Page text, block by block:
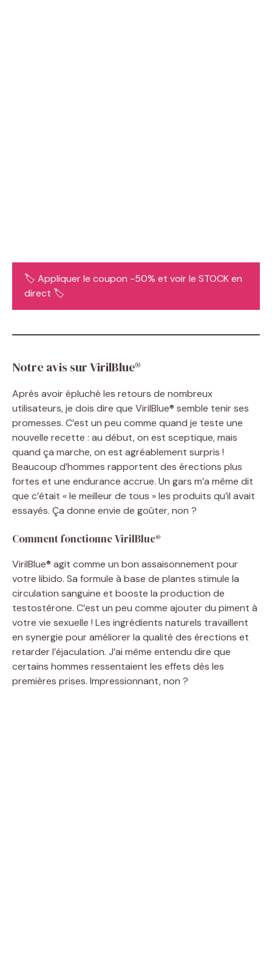
🏷️ Appliquer le coupon -50% et voir le STOCK en
direct 🏷️
Notre avis sur VirilBlue®
Après avoir épluché les retours de nombreux
utilisateurs, je dois dire que VirilBlue® semble tenir ses
promesses. C’est un peu comme quand je teste une
nouvelle recette : au début, on est sceptique, mais
quand ça marche, on est agréablement surpris !
Beaucoup d’hommes rapportent des érections plus
fortes et une endurance accrue. Un gars m’a même dit
que c’était « le meilleur de tous » les produits qu’il avait
essayés. Ça donne envie de goûter, non ?
Comment fonctionne VirilBlue®
VirilBlue® agit comme un bon assaisonnement pour
votre libido. Sa formule à base de plantes stimule la
circulation sanguine et booste la production de
testostérone. C’est un peu comme ajouter du piment à
votre vie sexuelle ! Les ingrédients naturels travaillent
en synergie pour améliorer la qualité des érections et
retarder l’éjaculation. J’ai même entendu dire que
certains hommes ressentaient les effets dès les
premières prises. Impressionnant, non ?